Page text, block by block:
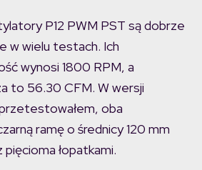
P12 PWM PST są dobrze
w wielu testach. Ich
wynosi 1800 RPM, a
to 56.30 CFM. W wersji
oba
ramę o średnicy 120 mm
pięcioma łopatkami.